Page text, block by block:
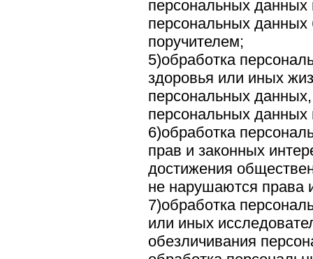
персональных данных
персональных данных
поручителем;
5)обработка
здоровья или иных
персональных
персональных
6)обработка
прав и законных
достижения
не нарушаются права
7)обработка
или иных
обезличивания